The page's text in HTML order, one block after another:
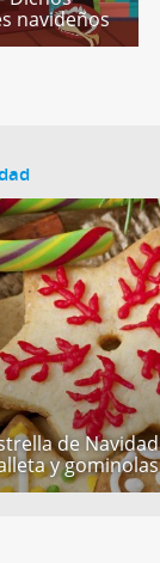
navideños
de
y gominolas